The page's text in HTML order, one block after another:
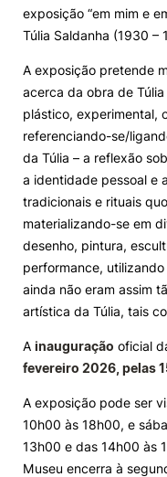
Candidaturas
Elogio / Sugestão /
exposição “em mim e
Túlia Saldanha (1930 –
A exposição pretende
acerca da obra de
plástico, experimental,
referenciando-se/
da Túlia – a reflexão
a identidade pessoal e
tradicionais e rituais
materializando-se em
desenho, pintura,
performance,
ainda não eram assim
artística da Túlia, tais
A inauguração oficial
fevereiro 2026, pelas
A exposição pode ser
10h00 às 18h00, e
13h00 e das 14h00 às
Museu encerra à